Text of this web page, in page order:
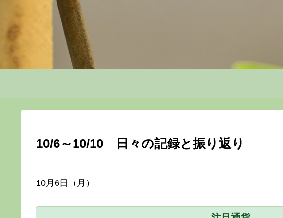
10/6～10/10 日々の記録と振り返り
10月6日（月）